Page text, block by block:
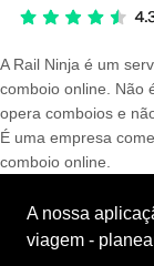
A Rail Ninja é um
comboio online. Não
opera comboios e
É uma empresa
comboio online.
A nossa
viagem -